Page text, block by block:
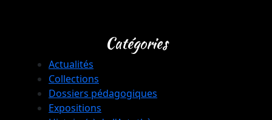
Catégories
Actualités
Collections
Dossiers pédagogiques
Expositions